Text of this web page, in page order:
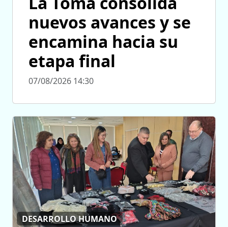
nuevos avances y se
encamina hacia su
etapa final
07/08/2026 14:30
DESARROLLO HUMANO